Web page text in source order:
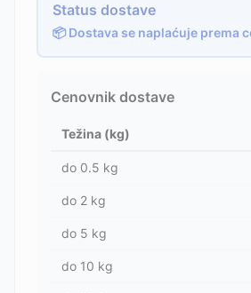
Status dostave
📦 Dostava se naplaćuje prema
Cenovnik dostave
Težina (kg)
do 0.5 kg
do 2 kg
do 5 kg
do 10 kg